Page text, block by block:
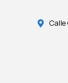
Calle